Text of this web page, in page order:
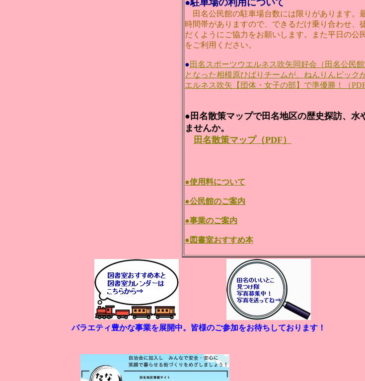
●駐車場の利用について
田名公民館の駐車場台数には限りがあります。
時間帯がありますので、できるだけ乗り合わせ、
だくようにご協力をお願いします。また平日の公
をご利用ください。
●田名スポーツウエルネス吹矢同好会（田名公民
となった相模原ひばりチームが、ねんりんピック
エルネス吹矢【団体・女子の部】で準優勝！（PDF
●田名散策マップで田名地区の歴史探訪、水
ませんか。
田名散策マップ（PDF）
●使用料について
●公民館のご案内
●事業のご案内
●図書室おすすめ本
バラエティ豊かな事業を展開中。皆様のご参加をお待ちしております！